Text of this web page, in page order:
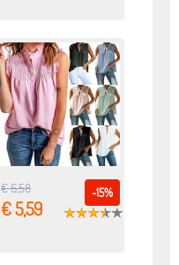
-15%
€ 6,58
€ 5,59